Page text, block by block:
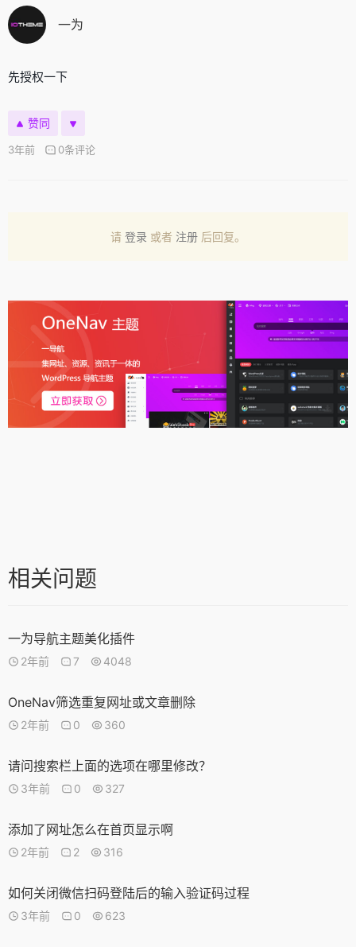
一为
先授权一下
赞同
3年前 0条评论
请 登录 或者 注册 后回复。
相关问题
一为导航主题美化插件
2年前 7 4048
OneNav筛选重复网址或文章删除
2年前 0 360
请问搜索栏上面的选项在哪里修改？
3年前 0 327
添加了网址怎么在首页显示啊
2年前 2 316
如何关闭微信扫码登陆后的输入验证码过程
3年前 0 623